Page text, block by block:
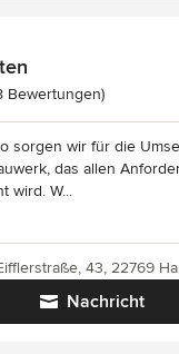
5 von 5
Bewertungen)
sorgen wir für die
das allen
wird. W...
Nachricht
43, 22769